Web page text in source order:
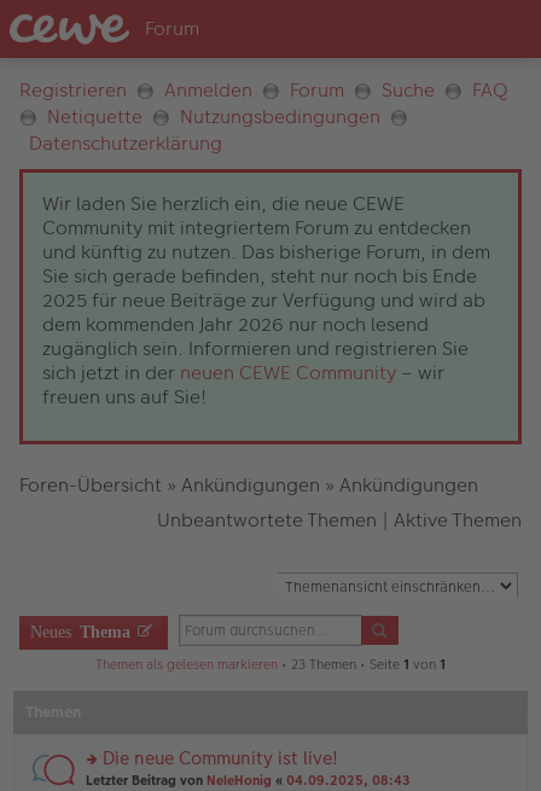
Registrieren Anmelden Forum Suche
FAQ
Netiquette
Nutzungsbedingungen
Datenschutzerklärung
Wir laden Sie herzlich ein, die neue CEWE
Community mit integriertem Forum zu entdecken
und künftig zu nutzen. Das bisherige Forum, in dem
Sie sich gerade befinden, steht nur noch bis Ende
2025 für neue Beiträge zur Verfügung und wird ab
dem kommenden Jahr 2026 nur noch lesend
zugänglich sein. Informieren und registrieren Sie
sich jetzt in der neuen CEWE Community – wir
freuen uns auf Sie!
Foren-Übersicht » Ankündigungen » Ankündigungen
Unbeantwortete Themen | Aktive Themen
Neues Thema
Themen als gelesen markieren • 23 Themen • Seite 1 von 1
rs
Die neue Community ist live!
Letzter Beitrag von NeleHonig « 04.09.2025, 08:43